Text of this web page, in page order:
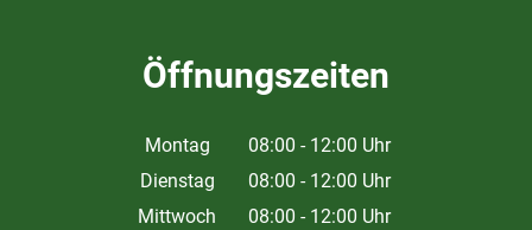
Öffnungszeiten
Montag 08:00 - 12:00 Uhr
Von 08:00 bis 12:00 Uhr
Dienstag 08:00 - 12:00 Uhr
Von 08:00 bis 12:00 Uhr
Mittwoch 08:00 - 12:00 Uhr